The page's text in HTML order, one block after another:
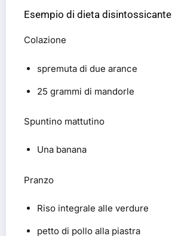
Esempio di dieta disintossicante
Colazione
spremuta di due arance
25 grammi di mandorle
Spuntino mattutino
Una banana
Pranzo
Riso integrale alle verdure
petto di pollo alla piastra